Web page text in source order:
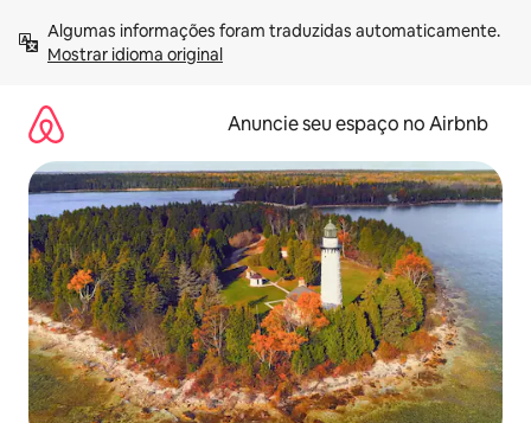
para
Mostrar idioma original
Anuncie seu espaço no Airbnb